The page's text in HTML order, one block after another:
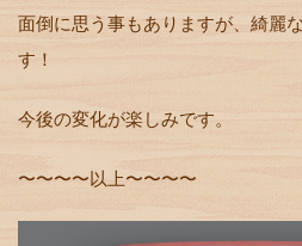
面倒に思う事もありますが、綺麗
す！
今後の変化が楽しみです。
〜〜〜〜以上〜〜〜〜